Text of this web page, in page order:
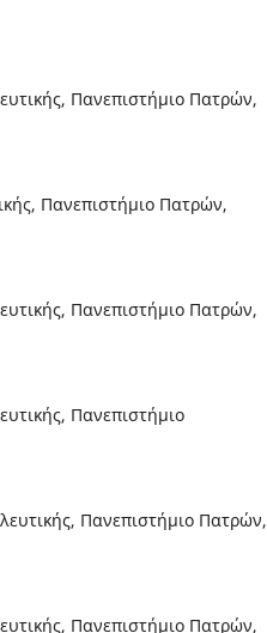
Πανεπιστήμιο Πατρών,
Πανεπιστήμιο Πατρών,
Πανεπιστήμιο Πατρών,
Πανεπιστήμιο
Πανεπιστήμιο Πατρών,
Πανεπιστήμιο Πατρών,